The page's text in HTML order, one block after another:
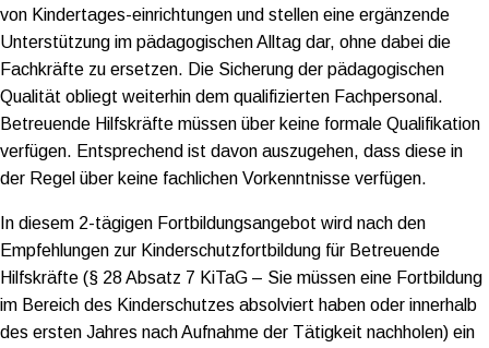
von Kindertages-einrichtungen und stellen eine ergänzende
Unterstützung im pädagogischen Alltag dar, ohne dabei die
Fachkräfte zu ersetzen. Die Sicherung der pädagogischen
Qualität obliegt weiterhin dem qualifizierten Fachpersonal.
Betreuende Hilfskräfte müssen über keine formale Qualifikation
verfügen. Entsprechend ist davon auszugehen, dass diese in
der Regel über keine fachlichen Vorkenntnisse verfügen.
In diesem 2-tägigen Fortbildungsangebot wird nach den
Empfehlungen zur Kinderschutzfortbildung für Betreuende
Hilfskräfte (§ 28 Absatz 7 KiTaG – Sie müssen eine Fortbildung
im Bereich des Kinderschutzes absolviert haben oder innerhalb
des ersten Jahres nach Aufnahme der Tätigkeit nachholen) ein